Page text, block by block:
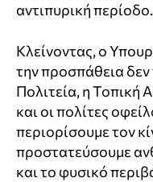
αντιπυρική περίοδο.
Κλείνοντας, ο
την προσπάθεια δεν
Πολιτεία, η Τοπική
και οι πολίτες
περιορίσουμε τον
προστατεύσουμε
και το φυσικό